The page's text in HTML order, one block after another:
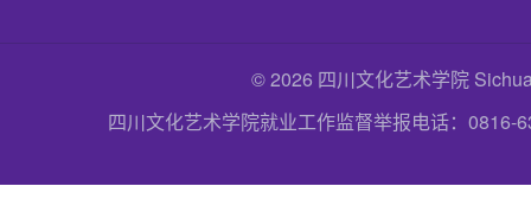
© 2026 四川文化艺术学院
四川文化艺术学院就业工作监督举报电话：